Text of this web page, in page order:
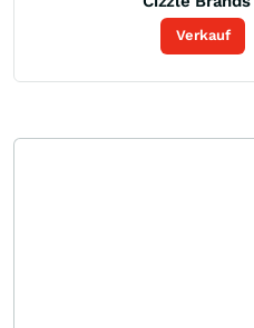
Verkauf